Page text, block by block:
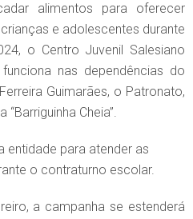
alimentos para oferecer
e adolescentes durante
o Centro Juvenil Salesiano
nas dependências do
Guimarães, o Patronato,
Cheia”.
entidade para atender as
o contraturno escolar.
a campanha se estenderá